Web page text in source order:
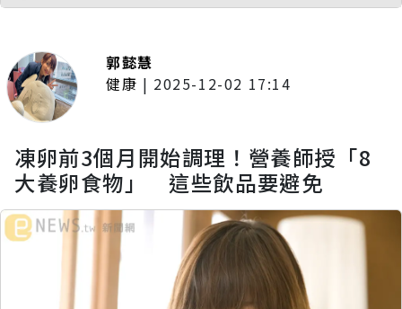
郭懿慧
健康 | 2025-12-02 17:14
凍卵前3個月開始調理！營養師授「8
大養卵食物」 這些飲品要避免